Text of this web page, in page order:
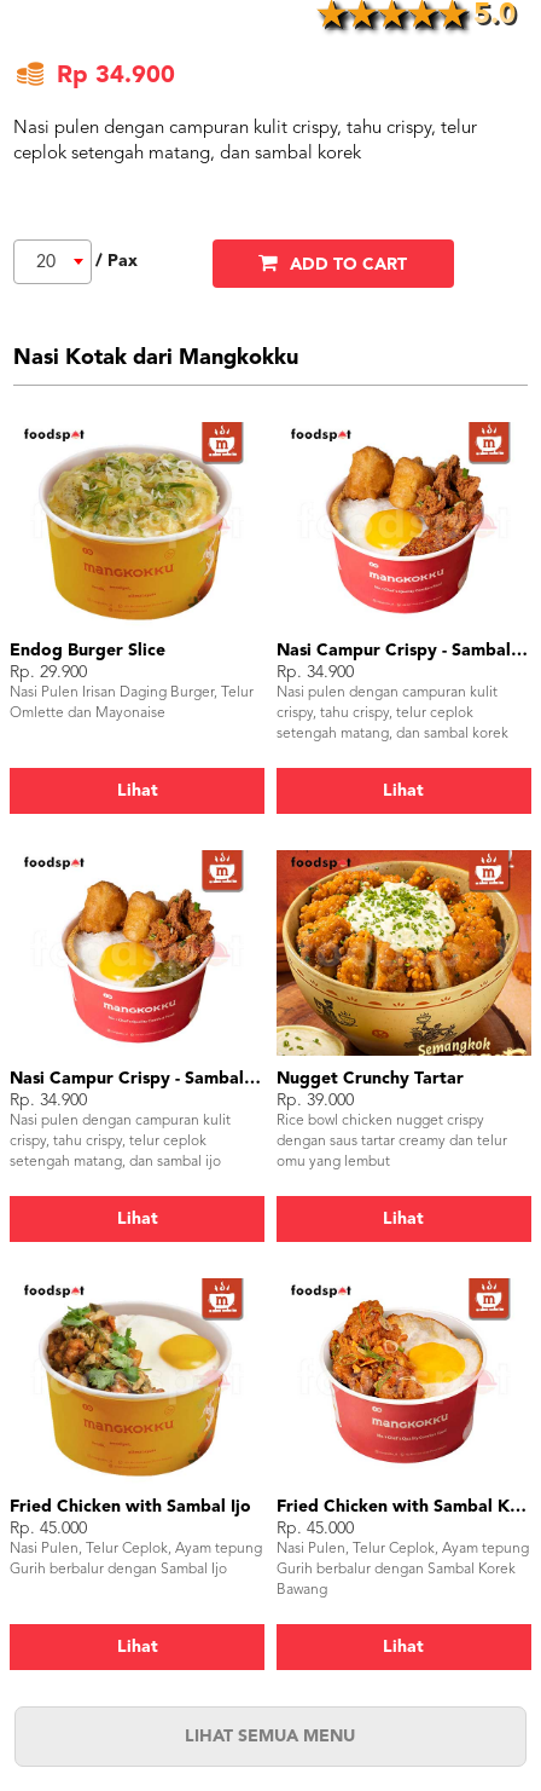
5.0
Rp 34.900
Nasi pulen dengan campuran kulit crispy, tahu crispy, telur
ceplok setengah matang, dan sambal korek
20 / Pax ADD TO CART
Nasi Kotak dari Mangkokku
Endog Burger Slice
Rp. 29.900
Nasi Pulen Irisan Daging Burger, Telur
Omlette dan Mayonaise
Lihat
Nasi Campur Crispy - Sambal Korek
Rp. 34.900
Nasi pulen dengan campuran kulit
crispy, tahu crispy, telur ceplok
setengah matang, dan sambal korek
Lihat
Nasi Campur Crispy - Sambal Ijo
Rp. 34.900
Nasi pulen dengan campuran kulit
crispy, tahu crispy, telur ceplok
setengah matang, dan sambal ijo
Lihat
Nugget Crunchy Tartar
Rp. 39.000
Rice bowl chicken nugget crispy
dengan saus tartar creamy dan telur
omu yang lembut
Lihat
Fried Chicken with Sambal Ijo
Rp. 45.000
Nasi Pulen, Telur Ceplok, Ayam tepung
Gurih berbalur dengan Sambal Ijo
Lihat
Fried Chicken with Sambal Korek Bawang
Rp. 45.000
Nasi Pulen, Telur Ceplok, Ayam tepung
Gurih berbalur dengan Sambal Korek
Bawang
Lihat
LIHAT SEMUA MENU